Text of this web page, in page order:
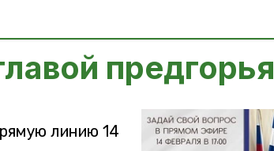
предгорья
линию 14